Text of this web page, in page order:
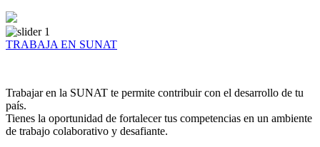
TRABAJA EN SUNAT
Trabajar en la SUNAT te permite contribuir con el desarrollo de tu
país.
Tienes la oportunidad de fortalecer tus competencias en un ambiente
de trabajo colaborativo y desafiante.